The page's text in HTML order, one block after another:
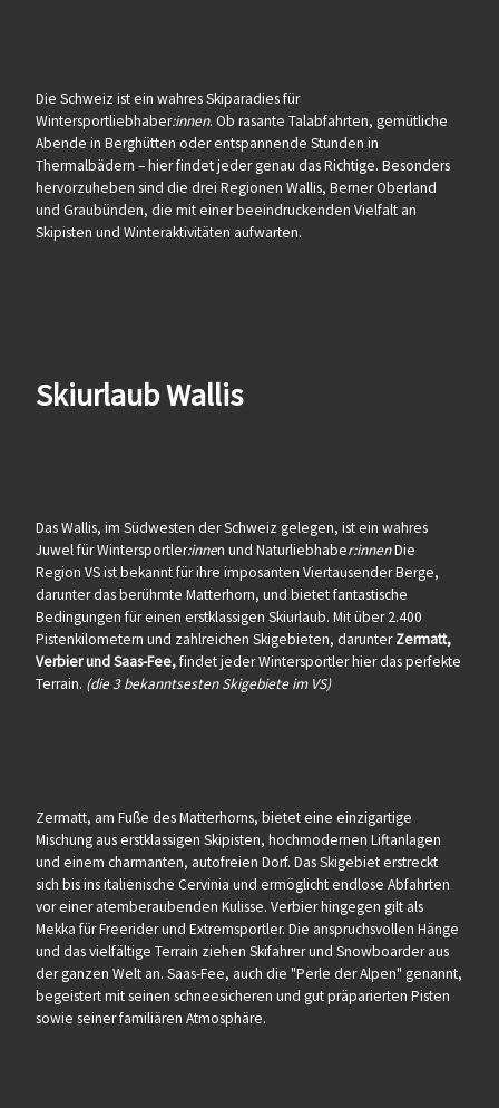
Die Schweiz ist ein wahres Skiparadies für
Wintersportliebhaber:innen. Ob rasante Talabfahrten, gemütliche
Abende in Berghütten oder entspannende Stunden in
Thermalbädern – hier findet jeder genau das Richtige. Besonders
hervorzuheben sind die drei Regionen Wallis, Berner Oberland
und Graubünden, die mit einer beeindruckenden Vielfalt an
Skipisten und Winteraktivitäten aufwarten.
Skiurlaub Wallis
Das Wallis, im Südwesten der Schweiz gelegen, ist ein wahres
Juwel für Wintersportler:innen und Naturliebhaber:innenDie
Region VS ist bekannt für ihre imposanten Viertausender Berge,
darunter das berühmte Matterhorn, und bietet fantastische
Bedingungen für einen erstklassigen Skiurlaub. Mit über 2.400
Pistenkilometern und zahlreichen Skigebieten, darunterZermatt,
Verbier und Saas-Fee,findet jeder Wintersportler hier das perfekte
Terrain. (die 3 bekanntsesten Skigebiete im VS)
Zermatt, am Fuße des Matterhorns, bietet eine einzigartige
Mischung aus erstklassigen Skipisten, hochmodernen Liftanlagen
und einem charmanten, autofreien Dorf. Das Skigebiet erstreckt
sich bis ins italienische Cervinia und ermöglicht endlose Abfahrten
vor einer atemberaubenden Kulisse. Verbier hingegen gilt als
Mekka für Freerider und Extremsportler. Die anspruchsvollen Hänge
und das vielfältige Terrain ziehen Skifahrer und Snowboarder aus
der ganzen Welt an. Saas-Fee, auch die "Perle der Alpen" genannt,
begeistert mit seinen schneesicheren und gut präparierten Pisten
sowie seiner familiären Atmosphäre.